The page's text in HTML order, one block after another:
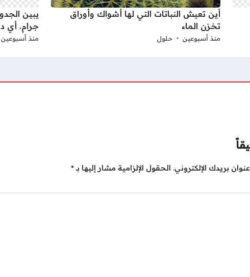
أين تعيش النباتات التي لها أشواك وأوراق
تخزن الماء
منذ أسبوعين حلول
يبين
جرام. أي
منذ أسبوعين
بريدك الإلكتروني. الحقول الإلزامية مشار إليها بـ*